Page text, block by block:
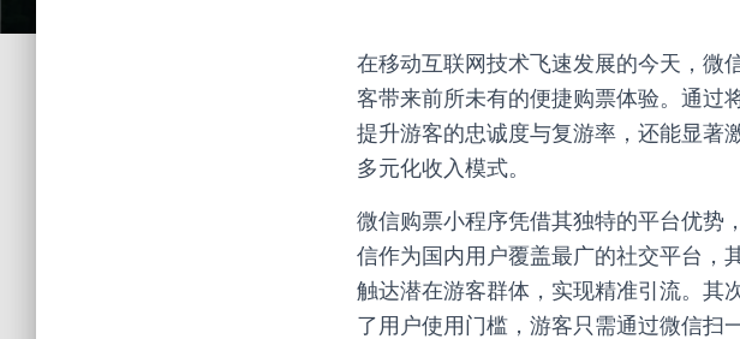
在移动互联网技术飞速发展的今天，微
客带来前所未有的便捷购票体验。通过
提升游客的忠诚度与复游率，还能显著
多元化收入模式。
微信购票小程序凭借其独特的平台优势
信作为国内用户覆盖最广的社交平台，
触达潜在游客群体，实现精准引流。其
了用户使用门槛，游客只需通过微信扫